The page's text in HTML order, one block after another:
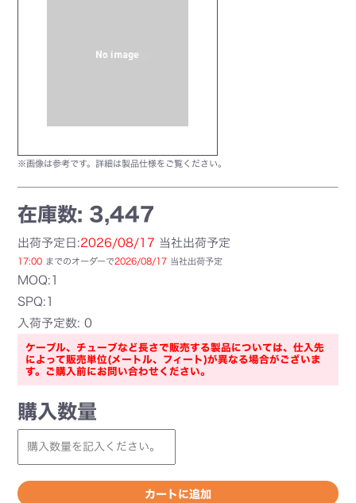
※画像は参考です。詳細は製品仕様をご覧ください。
在庫数: 3,447
出荷予定日:2026/08/17 当社出荷予定
17:00 までのオーダーで2026/08/17 当社出荷予定
MOQ:1
SPQ:1
入荷予定数: 0
ケーブル、チューブなど長さで販売する製品については、仕入先
によって販売単位(メートル、フィート)が異なる場合がございま
す。ご購入前にお問い合わせください。
購入数量